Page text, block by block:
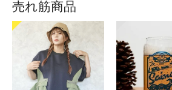
売れ筋商品